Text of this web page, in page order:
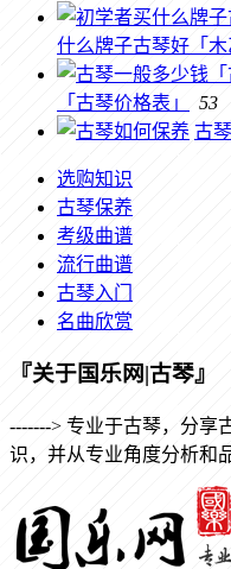
什么牌子古琴好「木
「古琴价格表」
53
古
选购知识
古琴保养
考级曲谱
流行曲谱
古琴入门
名曲欣赏
『关于国乐网|古琴』
-------> 专业于古琴，分享
识，并从专业角度分析和